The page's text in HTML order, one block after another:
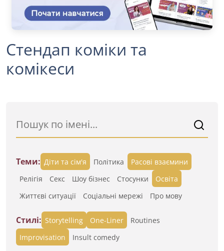
Стендап коміки та
комікеси
Теми: Діти та сім'я Політика
Расові взаємини
Релігія
Секс Шоу бізнес Стосунки
Освіта
Життєві ситуації
Cоціальні мережі Про мову
Стилі: Storytelling One-Liner
Routines
Improvisation
Insult comedy